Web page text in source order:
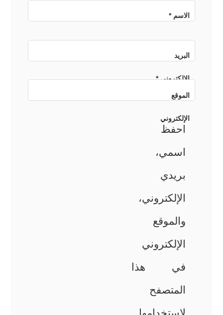
الاسم*
البريد
الإلكتروني*
الموقع
الإلكتروني
احفظ
اسمي،
بريدي
الإلكتروني،
والموقع
الإلكتروني
في هذا
المتصفح